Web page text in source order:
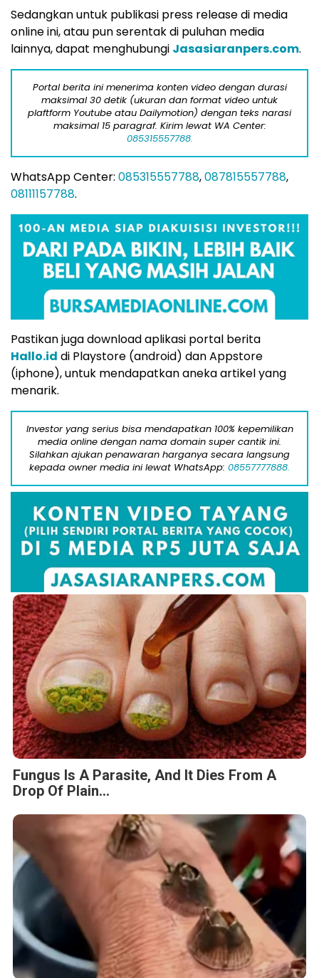
Sedangkan untuk publikasi press release di media
online ini, atau pun serentak di puluhan media
lainnya, dapat menghubungi Jasasiaranpers.com.
Portal berita ini menerima konten video dengan durasi
maksimal 30 detik (ukuran dan format video untuk
plaftform Youtube atau Dailymotion) dengan teks narasi
maksimal 15 paragraf. Kirim lewat WA Center:
085315557788.
WhatsApp Center: 085315557788,087815557788,
08111157788.
Pastikan juga download aplikasi portal berita
Hallo.id di Playstore (android) dan Appstore
(iphone), untuk mendapatkan aneka artikel yang
menarik.
Investor yang serius bisa mendapatkan 100% kepemilikan
media online dengan nama domain super cantik ini.
Silahkan ajukan penawaran harganya secara langsung
kepada owner media ini lewat WhatsApp: 08557777888.
Fungus Is A Parasite, And It Dies From A
Drop Of Plain...